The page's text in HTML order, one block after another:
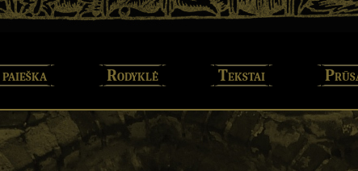
Rodyklė Tekstai